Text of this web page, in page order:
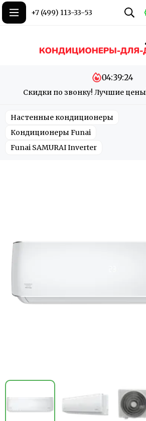
+7 (499) 113-33-53
Скидки по звонку! Лучшие цены
04:39:24
Настенные кондиционеры
Кондиционеры Funai
Funai SAMURAI Inverter